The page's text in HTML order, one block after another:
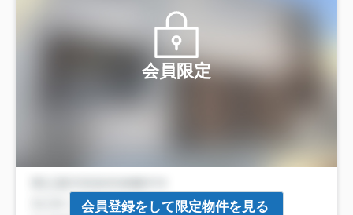
会員限定
会員登録をして限定物件を見る